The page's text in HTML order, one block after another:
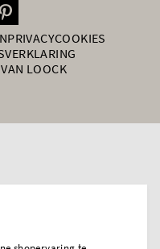
PRIVACYCOOKIES
LOOCK